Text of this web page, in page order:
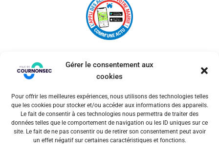
Gérer le consentement aux
cookies
Pour offrir les meilleures expériences, nous utilisons des technologies telles
que les cookies pour stocker et/ou accéder aux informations des appareils.
Le fait de consentir à ces technologies nous permettra de traiter des
données telles que le comportement de navigation ou les ID uniques sur ce
site. Le fait de ne pas consentir ou de retirer son consentement peut avoir
un effet négatif sur certaines caractéristiques et fonctions.
© 2026 Ville de Cournonsec. Un service proposé par
Comm'un Site
Mentions légales